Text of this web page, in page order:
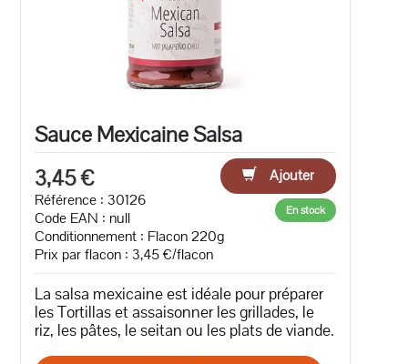
Sauce Mexicaine Salsa
3,45 €
Ajouter
Référence : 30126
Code EAN : null
Conditionnement : Flacon 220g
Prix par flacon : 3,45 €/flacon
En stock
La salsa mexicaine est idéale pour préparer
les Tortillas et assaisonner les grillades, le
riz, les pâtes, le seitan ou les plats de viande.